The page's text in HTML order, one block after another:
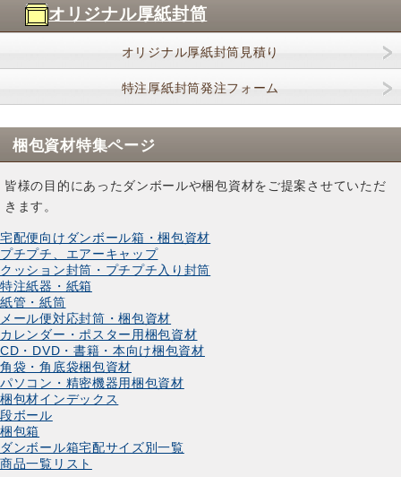
オリジナル厚紙封筒
オリジナル厚紙封筒見積り
特注厚紙封筒発注フォーム
梱包資材特集ページ
皆様の目的にあったダンボールや梱包資材をご提案させていただ
きます。
宅配便向けダンボール箱・梱包資材
プチプチ、エアーキャップ
クッション封筒・プチプチ入り封筒
特注紙器・紙箱
紙管・紙筒
メール便対応封筒・梱包資材
カレンダー・ポスター用梱包資材
CD・DVD・書籍・本向け梱包資材
角袋・角底袋梱包資材
パソコン・精密機器用梱包資材
梱包材インデックス
段ボール
梱包箱
ダンボール箱宅配サイズ別一覧
商品一覧リスト